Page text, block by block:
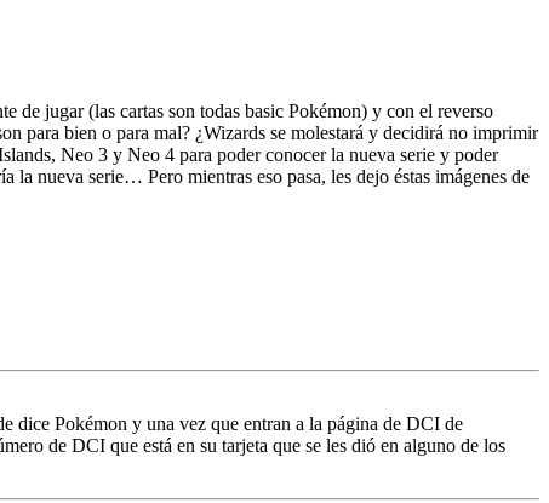
de jugar (las cartas son todas basic Pokémon) y con el reverso
para bien o para mal? ¿Wizards se molestará y decidirá no imprimir
Neo 3 y Neo 4 para poder conocer la nueva serie y poder
nueva serie… Pero mientras eso pasa, les dejo éstas imágenes de
dice Pokémon y una vez que entran a la página de DCI de
de DCI que está en su tarjeta que se les dió en alguno de los